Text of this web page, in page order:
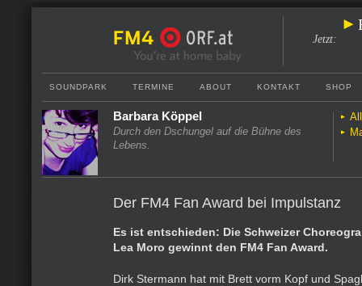
Jetzt:
SOUNDPARK TERMINE ABOUT KONTAKT SHOP
Barbara Köppel
Durch den Dschungel auf die Bühne des
Lebens.
Der FM4 Fan Award bei Impulstanz
Es ist entschieden: Die Schweizer
Lea Moro gewinnt den FM4 Fan Award.
Dirk Stermann hat mit Brett vorm Kopf und